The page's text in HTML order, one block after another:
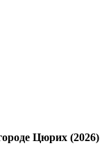
Цюрих (2026)